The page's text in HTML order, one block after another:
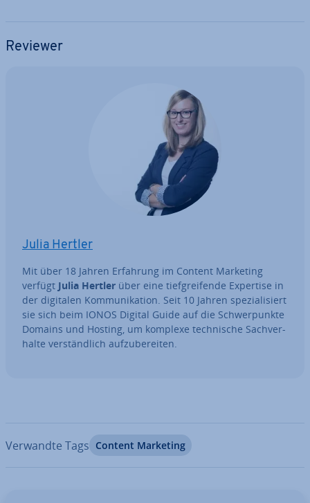
Reviewer
Julia Hertler
Mit über 18 Jahren Erfahrung im Content Marketing
verfügt Julia Hertler über eine tief­grei­fen­de Expertise in
der digitalen Kom­mu­ni­ka­ti­on. Seit 10 Jahren spe­zia­li­siert
sie sich beim IONOS Digital Guide auf die Schwer­punk­te
Domains und Hosting, um komplexe tech­ni­sche Sach­ver­
hal­te ver­ständ­lich auf­zu­be­rei­ten.
Verwandte Tags Content Marketing